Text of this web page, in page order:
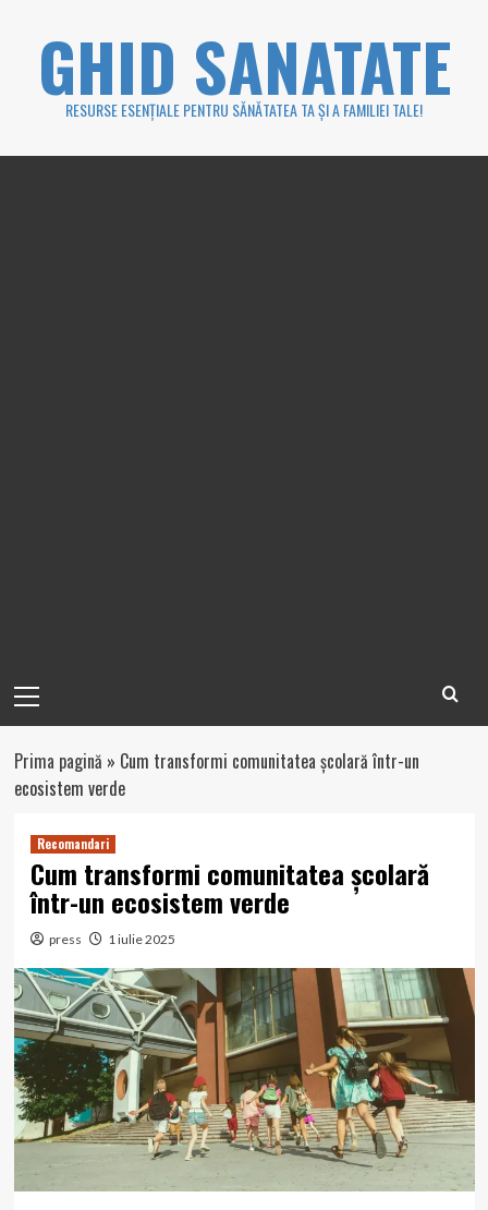
GHID SANATATE
RESURSE ESENȚIALE PENTRU SĂNĂTATEA TA ȘI A FAMILIEI TALE!
Menu
Prima pagină » Cum transformi comunitatea școlară într-un
ecosistem verde
Recomandari
Cum transformi comunitatea școlară
într-un ecosistem verde
press 1 iulie 2025